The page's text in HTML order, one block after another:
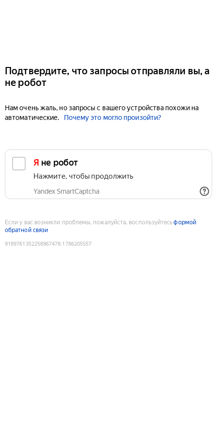
Подтвердите, что запросы отправляли вы, а
не робот
Нам очень жаль, но запросы с вашего устройства похожи на
автоматические.
Почему это могло произойти?
Я не робот
Нажмите, чтобы продолжить
Yandex SmartCaptcha
Если у вас возникли проблемы, пожалуйста, воспользуйтесьформой
обратной связи
9189761352258967478:1786205557